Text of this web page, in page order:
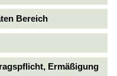
Bereich
Ermäßigung